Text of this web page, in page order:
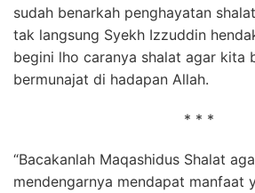
sudah benarkah penghayatan
tak langsung Syekh Izzuddin
begini lho caranya shalat agar kita
bermunajat di hadapan Allah.
* * *
“Bacakanlah Maqashidus Shalat
mendengarnya mendapat manfaat